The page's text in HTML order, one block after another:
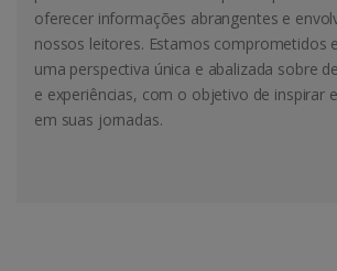
oferecer informações abrangentes e
nossos leitores. Estamos comprometidos
uma perspectiva única e abalizada sobre
e experiências, com o objetivo de inspirar
em suas jornadas.